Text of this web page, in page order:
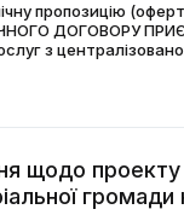
пропозицію
ДОГОВОРУ
з
щодо
громади